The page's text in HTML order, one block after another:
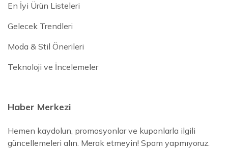
En İyi Ürün Listeleri
Gelecek Trendleri
Moda & Stil Önerileri
Teknoloji ve İncelemeler
Haber Merkezi
Hemen kaydolun, promosyonlar ve kuponlarla ilgili
güncellemeleri alın. Merak etmeyin! Spam yapmıyoruz.